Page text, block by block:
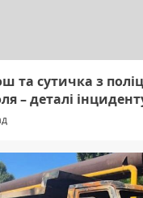
та сутичка з
– деталі